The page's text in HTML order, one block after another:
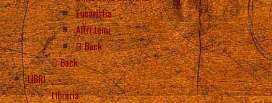
Eucaristia
Altri temi
Back
Back
LIBRI
Libreria